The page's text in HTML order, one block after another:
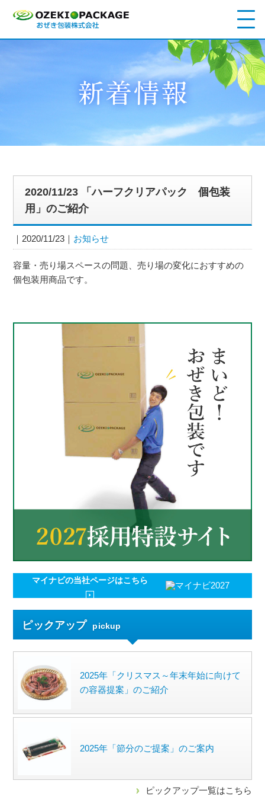
2020/11/23 「ハーフクリアパック 個包装
用」のご紹介
2020/11/23 お知らせ
容量・売り場スペースの問題、売り場の変化におすすめの
個包装用商品です。
マイナビの当社ページはこちら
ピックアップ pickup
2025年「クリスマス～年末年始に向けて
の容器提案」のご紹介
2025年「節分のご提案」のご案内
ピックアップ一覧はこちら